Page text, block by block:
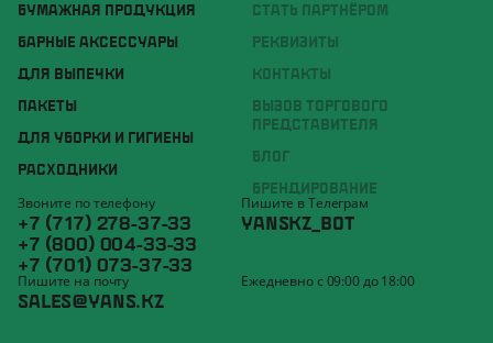
БУМАЖНАЯ ПРОДУКЦИЯ
БАРНЫЕ АКСЕССУАРЫ
ДЛЯ ВЫПЕЧКИ
ПАКЕТЫ
ДЛЯ УБОРКИ И ГИГИЕНЫ
РАСХОДНИКИ
СТАТЬ ПАРТНЁРОМ
РЕКВИЗИТЫ
КОНТАКТЫ
ВЫЗОВ ТОРГОВОГО
ПРЕДСТАВИТЕЛЯ
БЛОГ
БРЕНДИРОВАНИЕ
Звоните по телефону
+7 (717) 278-37-33
+7 (800) 004-33-33
+7 (701) 073-37-33
Пишите в Телеграм
YANSKZ_BOT
Пишите на почту
SALES@YANS.KZ
Ежедневно с 09:00 до 18:00